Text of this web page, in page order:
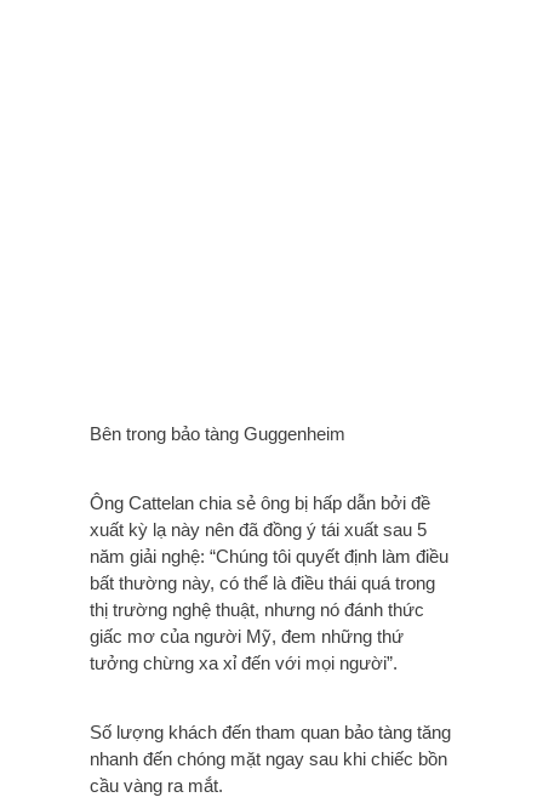
Bên trong bảo tàng Guggenheim
Ông Cattelan chia sẻ ông bị hấp dẫn bởi đề
xuất kỳ lạ này nên đã đồng ý tái xuất sau 5
năm giải nghệ: “Chúng tôi quyết định làm điều
bất thường này, có thể là điều thái quá trong
thị trường nghệ thuật, nhưng nó đánh thức
giấc mơ của người Mỹ, đem những thứ
tưởng chừng xa xỉ đến với mọi người”.
Số lượng khách đến tham quan bảo tàng tăng
nhanh đến chóng mặt ngay sau khi chiếc bồn
cầu vàng ra mắt.